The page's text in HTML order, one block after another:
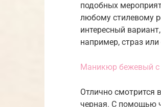
подобных
любому стилевому
интересный
например, страз или
Маникюр бежевый
Отлично смотрится
черная. С помощью